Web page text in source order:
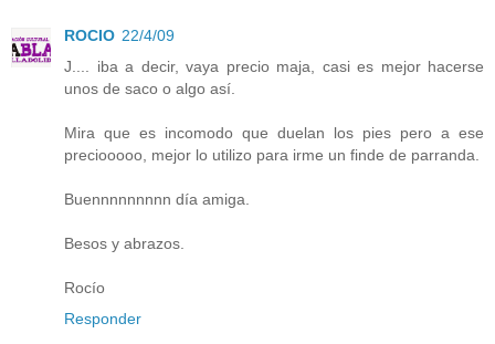
ROCIO 22/4/09
J.... iba a decir, vaya precio maja, casi es mejor hacerse
unos de saco o algo así.
Mira que es incomodo que duelan los pies pero a ese
preciooooo, mejor lo utilizo para irme un finde de parranda.
Buennnnnnnnn día amiga.
Besos y abrazos.
Rocío
Responder